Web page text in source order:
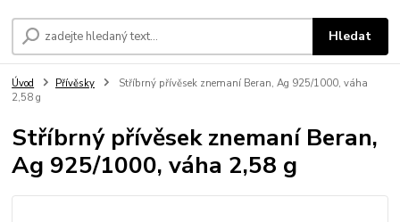
Hledat
Úvod Přívěsky
Stříbrný přívěsek znemaní Beran, Ag 925/1000, váha
2,58 g
Stříbrný přívěsek znemaní Beran,
Ag 925/1000, váha 2,58 g